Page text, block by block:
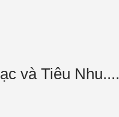
và Tiêu Nhu....